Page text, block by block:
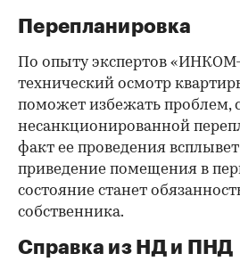
Перепланировка
По опыту экспертов
технический осмотр
поможет избежать проблем,
несанкционированной
факт ее проведения
приведение помещения в
состояние станет
собственника.
Справка из НД и ПНД